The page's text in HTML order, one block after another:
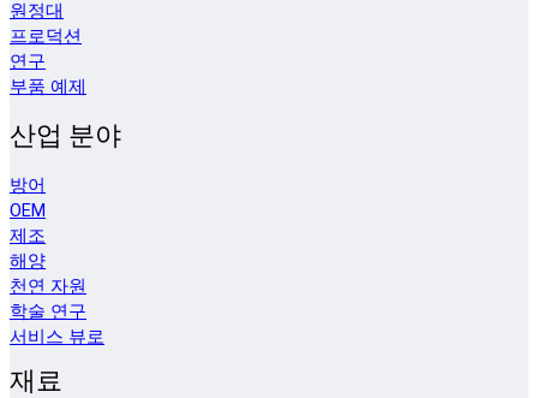
원정대
프로덕션
연구
부품 예제
산업 분야
방어
OEM
제조
해양
천연 자원
학술 연구
서비스 뷰로
재료